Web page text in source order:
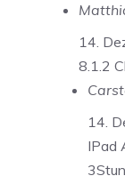
14.
8.1.2
14.
IPad